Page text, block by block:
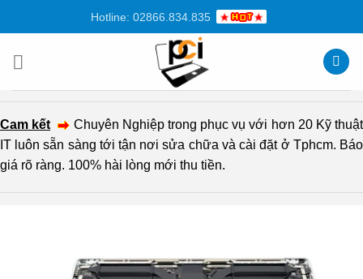
dung
Hotline: 02866.834.835
Cam kết
Chuyên Nghiệp trong phục vụ với hơn 20 Kỹ thuật
IT luôn sẵn sàng tới tận nơi sửa chữa và cài đặt ở Tphcm. Báo
giá rõ ràng. 100% hài lòng mới thu tiền.